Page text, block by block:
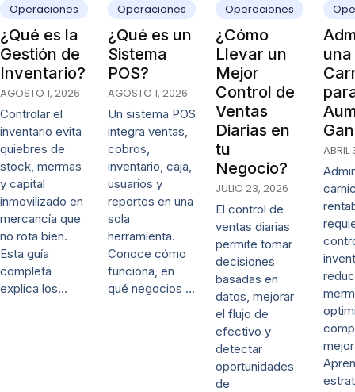
Operaciones
¿Qué es la
Gestión de
Inventario?
AGOSTO 1, 2026
Controlar el
inventario evita
quiebres de
stock, mermas
y capital
inmovilizado en
mercancía que
no rota bien.
Esta guía
completa
explica los…
Operaciones
¿Qué es un
Sistema
POS?
AGOSTO 1, 2026
Un sistema POS
integra ventas,
cobros,
inventario, caja,
usuarios y
reportes en una
sola
herramienta.
Conoce cómo
funciona, en
qué negocios …
Operaciones
¿Cómo
Llevar un
Mejor
Control de
Ventas
Diarias en
tu
Negocio?
JULIO 23, 2026
El control de
ventas diarias
permite tomar
decisiones
basadas en
datos, mejorar
el flujo de
efectivo y
detectar
oportunidades
de
una